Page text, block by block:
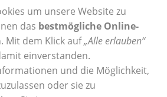
Cookie zulassen
um unsere Website zu
das bestmögliche Online-
Mit dem Klick auf„Alle erlauben“
einverstanden.
und die Möglichkeit,
oder sie zu